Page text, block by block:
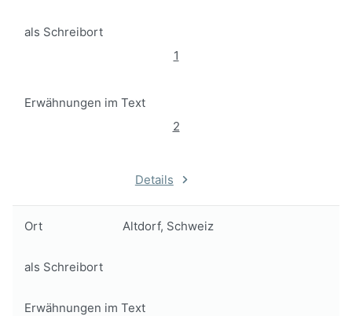
als Schreibort
1
Erwähnungen im Text
2
Details
Ort Altdorf, Schweiz
als Schreibort
Erwähnungen im Text